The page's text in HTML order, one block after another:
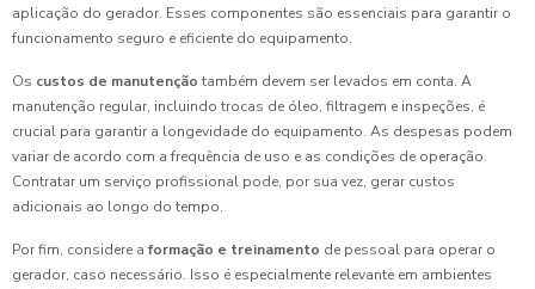
aplicação do gerador. Esses componentes são essenciais para garantir o
funcionamento seguro e eficiente do equipamento.
Os custos de manutenção também devem ser levados em conta. A
manutenção regular, incluindo trocas de óleo, filtragem e inspeções, é
crucial para garantir a longevidade do equipamento. As despesas podem
variar de acordo com a frequência de uso e as condições de operação.
Contratar um serviço profissional pode, por sua vez, gerar custos
adicionais ao longo do tempo.
Por fim, considere a formação e treinamento de pessoal para operar o
gerador, caso necessário. Isso é especialmente relevante em ambientes